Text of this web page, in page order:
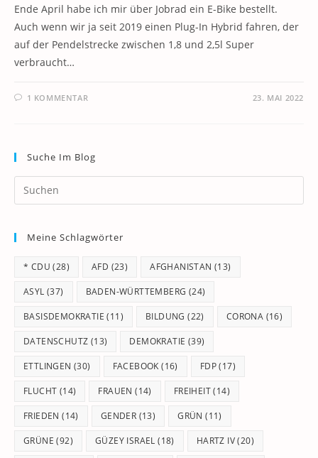
Ende April habe ich mir über Jobrad ein E-Bike bestellt.
Auch wenn wir ja seit 2019 einen Plug-In Hybrid fahren, der
auf der Pendelstrecke zwischen 1,8 und 2,5l Super
verbraucht…
1 KOMMENTAR 23. MAI 2022
Suche Im Blog
Meine Schlagwörter
* CDU (28) AFD (23) AFGHANISTAN (13)
ASYL (37) BADEN-WÜRTTEMBERG (24)
BASISDEMOKRATIE (11) BILDUNG (22) CORONA (16)
DATENSCHUTZ (13) DEMOKRATIE (39)
ETTLINGEN (30) FACEBOOK (16) FDP(17)
FLUCHT (14) FRAUEN (14) FREIHEIT(14)
FRIEDEN (14) GENDER (13) GRÜN (11)
GRÜNE (92) GÜZEY ISRAEL (18) HARTZ IV(20)